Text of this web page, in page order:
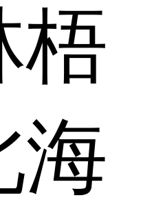
梧
海